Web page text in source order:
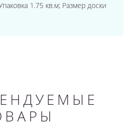
1.75 кв.м; Размер доски